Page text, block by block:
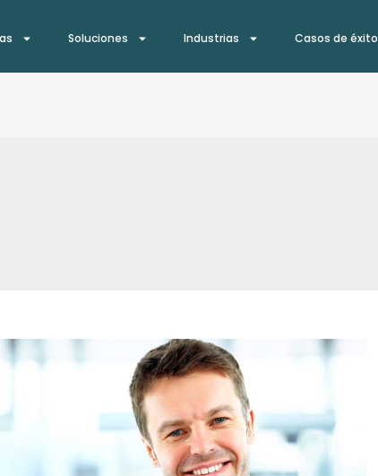
Soluciones Industrias Casos de éxito